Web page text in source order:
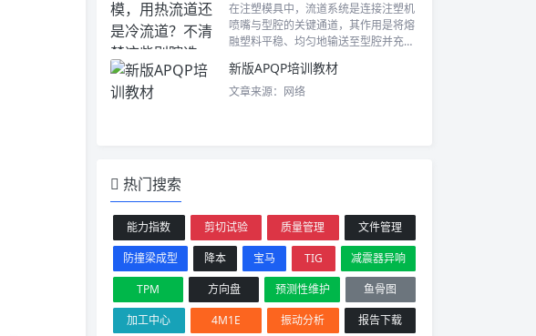
在注塑模具中，流道系统是连接注塑机
喷嘴与型腔的关键通道，其作用是将熔
融塑料平稳、均匀地输送至型腔并充
新版APQP培训教材
文章来源：网络
热门搜索
能力指数 剪切试验 质量管理
文件管理
防撞梁成型
降本 宝马 TIG
减震器异响
TPM
方向盘 预测性维护
鱼骨图
加工中心
4M1E 振动分析
报告下载